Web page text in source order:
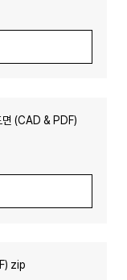
(CAD & PDF)
zip